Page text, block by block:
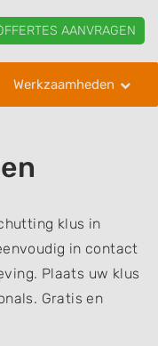
AANVRAGEN
Werkzaamheden
klus in
in contact
Plaats uw klus
Gratis en